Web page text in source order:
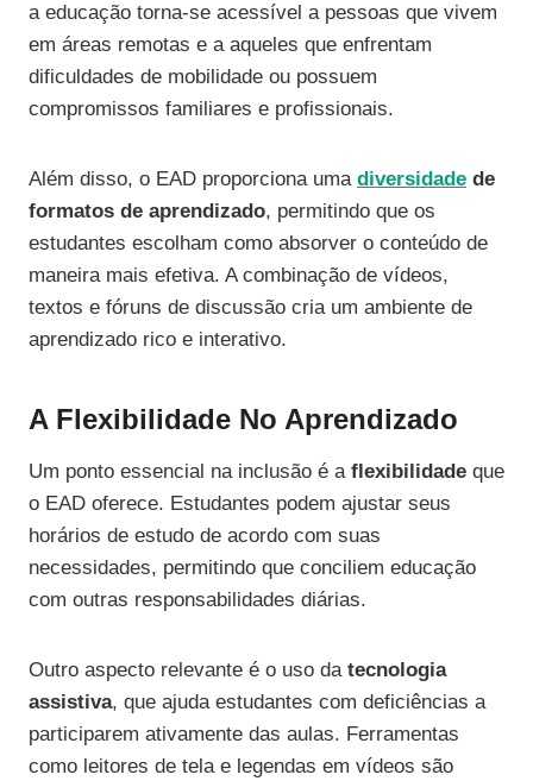
a educação torna-se acessível a pessoas que vivem
em áreas remotas e a aqueles que enfrentam
dificuldades de mobilidade ou possuem
compromissos familiares e profissionais.
Além disso, o EAD proporciona uma diversidade de
formatos de aprendizado, permitindo que os
estudantes escolham como absorver o conteúdo de
maneira mais efetiva. A combinação de vídeos,
textos e fóruns de discussão cria um ambiente de
aprendizado rico e interativo.
A Flexibilidade No Aprendizado
Um ponto essencial na inclusão é a flexibilidade que
o EAD oferece. Estudantes podem ajustar seus
horários de estudo de acordo com suas
necessidades, permitindo que conciliem educação
com outras responsabilidades diárias.
Outro aspecto relevante é o uso da tecnologia
assistiva, que ajuda estudantes com deficiências a
participarem ativamente das aulas. Ferramentas
como leitores de tela e legendas em vídeos são